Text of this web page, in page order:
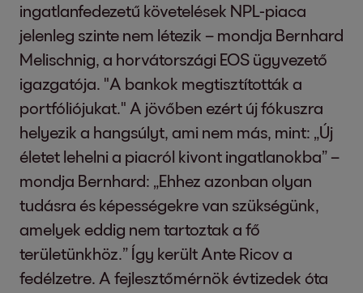
ingatlanfedezetű követelések NPL-piaca
jelenleg szinte nem létezik – mondja Bernhard
Melischnig, a horvátországi EOS ügyvezető
igazgatója. "A bankok megtisztították a
portfóliójukat." A jövőben ezért új fókuszra
helyezik a hangsúlyt, ami nem más, mint: „Új
életet lehelni a piacról kivont ingatlanokba” –
mondja Bernhard: „Ehhez azonban olyan
tudásra és képességekre van szükségünk,
amelyek eddig nem tartoztak a fő
területünkhöz.” Így került Ante Ricov a
fedélzetre. A fejlesztőmérnök évtizedek óta